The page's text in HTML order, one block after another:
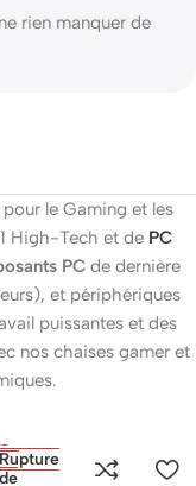
rien manquer de
le Gaming et les
High-Tech et de PC
PCde dernière
et périphériques
puissantes et des
nos chaises gamer et
Rupture
de